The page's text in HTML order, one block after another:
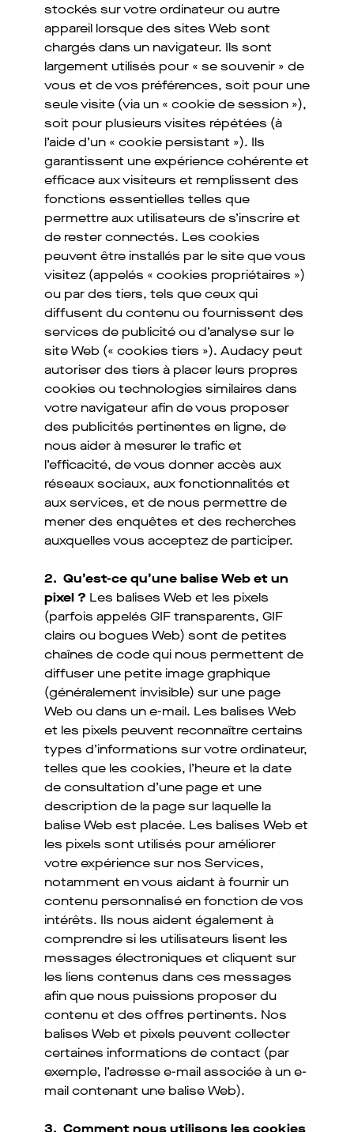
stockés sur votre ordinateur ou autre
appareil lorsque des sites Web sont
chargés dans un navigateur. Ils sont
largement utilisés pour « se souvenir » de
vous et de vos préférences, soit pour une
seule visite (via un « cookie de session »),
soit pour plusieurs visites répétées (à
l’aide d’un « cookie persistant »). Ils
garantissent une expérience cohérente et
efficace aux visiteurs et remplissent des
fonctions essentielles telles que
permettre aux utilisateurs de s’inscrire et
de rester connectés. Les cookies
peuvent être installés par le site que vous
visitez (appelés « cookies propriétaires »)
ou par des tiers, tels que ceux qui
diffusent du contenu ou fournissent des
services de publicité ou d’analyse sur le
site Web (« cookies tiers »). Audacy peut
autoriser des tiers à placer leurs propres
cookies ou technologies similaires dans
votre navigateur afin de vous proposer
des publicités pertinentes en ligne, de
nous aider à mesurer le trafic et
l’efficacité, de vous donner accès aux
réseaux sociaux, aux fonctionnalités et
aux services, et de nous permettre de
mener des enquêtes et des recherches
auxquelles vous acceptez de participer.
2. Qu’est-ce qu’une balise Web et un
pixel ? Les balises Web et les pixels
(parfois appelés GIF transparents, GIF
clairs ou bogues Web) sont de petites
chaînes de code qui nous permettent de
diffuser une petite image graphique
(généralement invisible) sur une page
Web ou dans un e-mail. Les balises Web
et les pixels peuvent reconnaître certains
types d’informations sur votre ordinateur,
telles que les cookies, l’heure et la date
de consultation d’une page et une
description de la page sur laquelle la
balise Web est placée. Les balises Web et
les pixels sont utilisés pour améliorer
votre expérience sur nos Services,
notamment en vous aidant à fournir un
contenu personnalisé en fonction de vos
intérêts. Ils nous aident également à
comprendre si les utilisateurs lisent les
messages électroniques et cliquent sur
les liens contenus dans ces messages
afin que nous puissions proposer du
contenu et des offres pertinents. Nos
balises Web et pixels peuvent collecter
certaines informations de contact (par
exemple, l’adresse e-mail associée à un e-
mail contenant une balise Web).
3. Comment nous utilisons les cookies